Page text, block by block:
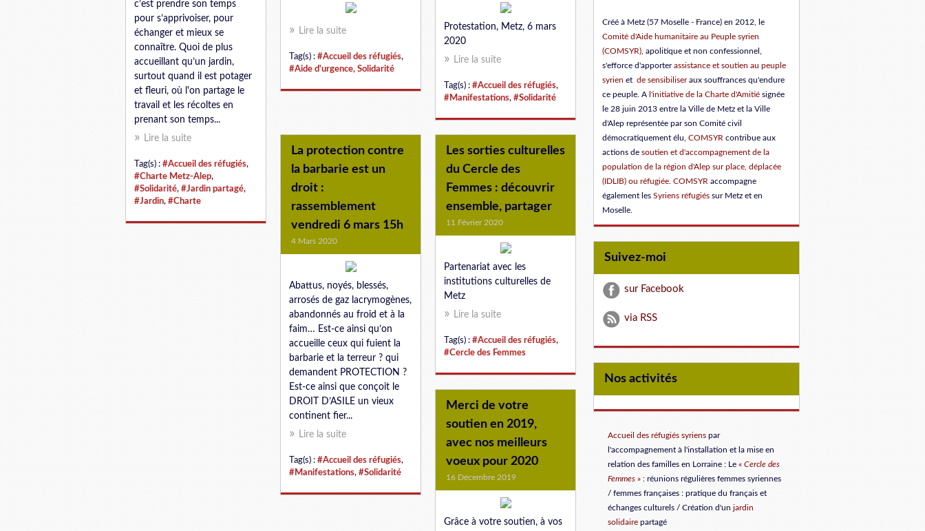
c’est prendre son temps
pour s’apprivoiser, pour
échanger et mieux se
connaître. Quoi de plus
accueillant qu’un jardin,
surtout quand il est potager
et fleuri, où l'on partage le
travail et les récoltes en
prenant son temps...
Lire la suite
Tag(s) : #Accueil des réfugiés,
#Charte Metz-Alep,
#Solidarité, #Jardin partagé,
#Jardin, #Charte
Lire la suite
Tag(s) : #Accueil des réfugiés,
#Aide d'urgence, Solidarité
Protestation, Metz, 6 mars
2020
Lire la suite
Tag(s) : #Accueil des réfugiés,
#Manifestations, #Solidarité
La protection contre
la barbarie est un
droit :
rassemblement
vendredi 6 mars 15h
4 Mars 2020
Abattus, noyés, blessés,
arrosés de gaz lacrymogènes,
abandonnés au froid et à la
faim… Est-ce ainsi qu’on
accueille ceux qui fuient la
barbarie et la terreur ? qui
demandent PROTECTION ?
Est-ce ainsi que conçoit le
DROIT D’ASILE un vieux
continent fier...
Lire la suite
Tag(s) : #Accueil des réfugiés,
#Manifestations, #Solidarité
Les sorties culturelles
du Cercle des
Femmes : découvrir
ensemble, partager
11 Février 2020
Partenariat avec les
institutions culturelles de
Metz
Lire la suite
Tag(s) : #Accueil des réfugiés,
#Cercle des Femmes
Merci de votre
soutien en 2019,
avec nos meilleurs
voeux pour 2020
16 Décembre 2019
Grâce à votre soutien, à vos
Créé à Metz (57 Moselle - France) en 2012, le
Comité d'Aide humanitaire au Peuple syrien
(COMSYR) , apolitique et non confessionnel,
s'efforce d'apporterassistance et soutien au peuple
syrien et de sensibiliseraux souffrances qu'endure
ce peuple. A l'initiative de la Charte d'Amitié signée
le 28 juin 2013 entre la Ville de Metz et la Ville
d'Alep représentée par son Comité civil
démocratiquement élu COMSYR contribue aux
actions de soutien et d'accompagnement de la
population de la région d'Alep sur place, déplacée
(IDLIB) ou réfugiée. COMSYR accompagne
également les Syriens réfugiés sur Metz et en
Moselle.
Suivez-moi
sur Facebook
via RSS
Nos activités
Accueil des réfugiés syrienspar
l'accompagnement à l'installation et la mise en
relation des familles en Lorraine: Le « Cercle des
Femmes »: réunions régulières femmes syriennes
/ femmes françaises : pratique du français et
échanges culturels / Création d'un jardin
solidairepartagé